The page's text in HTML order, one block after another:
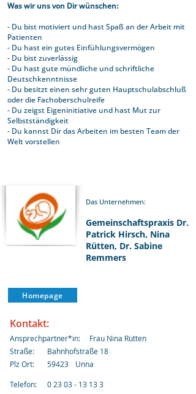
Was wir uns von Dir wünschen:
- Du bist motiviert und hast Spaß an der Arbeit mit
Patienten
- Du hast ein gutes Einfühlungsvermögen
- Du bist zuverlässig
- Du hast gute mündliche und schriftliche
Deutschkenntnisse
- Du besitzt einen sehr guten Hauptschulabschluß
oder die Fachoberschulreife
- Du zeigst Eigeninitiative und hast Mut zur
Selbstständigkeit
- Du kannst Dir das Arbeiten im besten Team der
Welt vorstellen
Das Unternehmen:
Gemeinschaftspraxis Dr.
Patrick Hirsch, Nina
Rütten, Dr. Sabine
Remmers
Homepage
Kontakt:
Ansprechpartner*in:
Frau Nina Rütten
Straße:
Plz Ort:
Bahnhofstraße 18
59423
Unna
Telefon:
0 23 03 - 13 13 3